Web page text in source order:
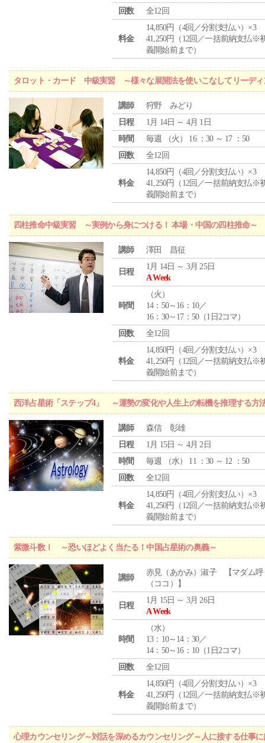
回数
全12回
料金
14,850円（4回／分割支払い）×3
41,250円（12回／一括前納支払※
義開始前まで）
タロット・カード 中級実習 ～様々な展開法を使いこなしてリーディ
講師
狩野 みどり
日程
1月 14日 ～ 4月 1日
時間
毎週 （火 ） 16 ：30 ～ 17 ：50
回数
全12回
料金
14,850円（4回／分割支払い）×3
41,250円（12回／一括前納支払※
義開始前まで）
四柱推命中級実習 ～実例から身につける！ 本場・中国の四柱推命～
講師 澤田 昌征
日程
1月 14日 ～ 3月 25日
A Week
時間
（火 ）
14：50～16：10／
16：30～17：50（1日2コマ）
回数
全12回
料金
14,850円（4回／分割支払い）×3
41,250円（12回／一括前納支払※
義開始前まで）
西洋占星術「ステップ4」 ～運勢の変化や人生上の転機を推理する方
講師
森信 彰雄
日程
1月 15日 ～ 4月 2日
時間
毎週 （水） 11 ：30 ～ 12 ：50
回数
全12回
料金
14,850円（4回／分割支払い）×3
41,250円（12回／一括前納支払※
義開始前まで）
紫微斗数Ⅰ ～恐いほどよく当たる！中国占星術の奥義～
講師
赤見（あかみ）淑子 【マダム呼
（ココ）】
日程
1月 15日 ～ 3月 26日
A Week
時間
（水）
13：10～14：30／
14：50～16：10（1日2コマ）
回数
全12回
料金
14,850円（4回／分割支払い）×3
41,250円（12回／一括前納支払※
義開始前まで）
心理カウンセリング～対話を深めるカウンセリング～人に接する仕事